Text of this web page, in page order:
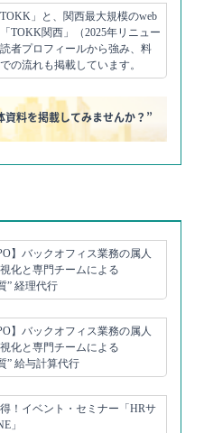
」と、関西最大規模のweb
TOKK関西」（2025年リニュー
者プロフィールから強み、料
の流れも掲載しています。
料を掲載してみませんか？”
】バックオフィス業務の属人
化と専門チームによる
” 経理代行
】バックオフィス業務の属人
化と専門チームによる
” 給与計算代行
！イベント・セミナー「HRサ
」